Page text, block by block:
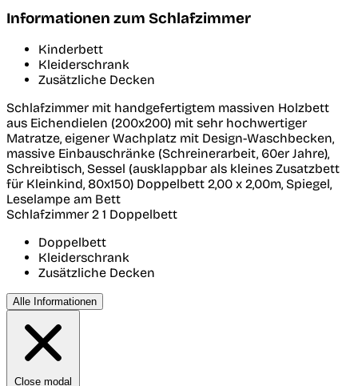
Informationen zum Schlafzimmer
Kinderbett
Kleiderschrank
Zusätzliche Decken
Schlafzimmer mit handgefertigtem massiven Holzbett
aus Eichendielen (200x200) mit sehr hochwertiger
Matratze, eigener Wachplatz mit Design-Waschbecken,
massive Einbauschränke (Schreinerarbeit, 60er Jahre),
Schreibtisch, Sessel (ausklappbar als kleines Zusatzbett
für Kleinkind, 80x150) Doppelbett 2,00 x 2,00m, Spiegel,
Leselampe am Bett
Schlafzimmer 2 1 Doppelbett
Doppelbett
Kleiderschrank
Zusätzliche Decken
Alle Informationen
Close modal